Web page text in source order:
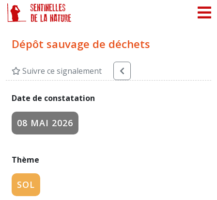
Dépôt sauvage de déchets
Suivre ce signalement
Date de constatation
08 MAI 2026
Thème
SOL
Panneau de gestion des cookies